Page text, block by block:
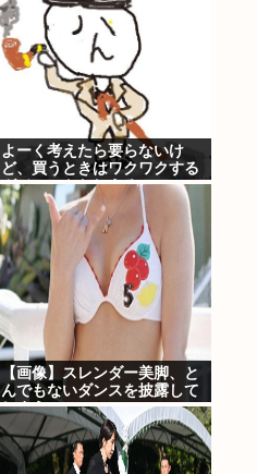
よーく考えたら要らないけ
ど、買うときはワクワクする
ガジェットおしえろ
【画像】スレンダー美脚、と
んでもないダンスを披露して
しまうwww